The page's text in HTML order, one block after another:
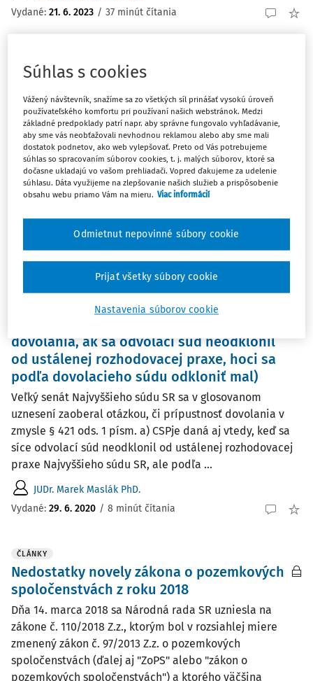
Vydané: 21. 6. 2023 / 37 minút čítania
Uznesenie Najvyššieho súdu SR sp. zn. 8
Cdo 17/2019 z 30. 11. 2020 (jednorázová
náhrada ta zákonné vecné bremeno podľa
zákona č. 66/2009 Z. z.) – Glosa II
Najvyšší súd sa v glosovanom uznesení zaoberal otázkou,
či má vlastník pozemku, ku ktorému vzniklo zákonné
vecné bremeno v zmysle § 4 zákona č. 66/2009 Z. z., 1)
nárok...
14 minút čítania
Uznesenie Najvyššieho súdu SR sp. zn. 1 V
dovolania, ak sa odvolací súd neodklonil
od ustálenej rozhodovacej praxe, hoci sa
podľa dovolacieho súdu odkloniť mal)
Veľký senát Najvyššieho súdu SR sa v glosovanom
uznesení zaoberal otázkou, či prípustnosť dovolania v
zmysle § 421 ods. 1 písm. a) CSPje daná aj vtedy, keď sa
síce odvolací súd neodklonil od ustálenej rozhodovacej
praxe Najvyššieho súdu SR, ale podľa ...
JUDr. Marek Maslák PhD.
Vydané: 29. 6. 2020 / 8 minút čítania
ČLÁNKY
Nedostatky novely zákona o pozemkových
spoločenstvách z roku 2018
Dňa 14. marca 2018 sa Národná rada SR uzniesla na
zákone č. 110/2018 Z.z., ktorým bol v rozsiahlej miere
zmenený zákon č. 97/2013 Z.z. o pozemkových
spoločenstvách (ďalej aj "ZoPS" alebo "zákon o
pozemkových spoločenstvách") a ktorého väčšina
Súhlas s cookies
Vážený návštevník, snažíme sa zo všetkých síl prinášať vysokú úroveň
používateľského komfortu pri používaní našich webstránok. Medzi
základné predpoklady patrí napr. aby správne fungovalo vyhľadávanie,
aby sme vás neobťažovali nevhodnou reklamou alebo aby sme mali
dostatok podnetov, ako web vylepšovať. Preto od Vás potrebujeme
súhlas so spracovaním súborov cookies, t. j. malých súborov, ktoré sa
dočasne ukladajú vo vašom prehliadači. Vopred ďakujeme za udelenie
súhlasu. Dáta využijeme na zlepšovanie našich služieb a prispôsobenie
obsahu webu priamo Vám na mieru. Viac informácií
Nastavenia súborov cookie
Odmietnut nepovinné súbory cookie
Prijať všetky súbory cookie